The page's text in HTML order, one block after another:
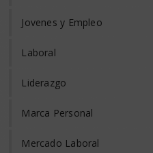
Jovenes y Empleo
Laboral
Liderazgo
Marca Personal
Mercado Laboral